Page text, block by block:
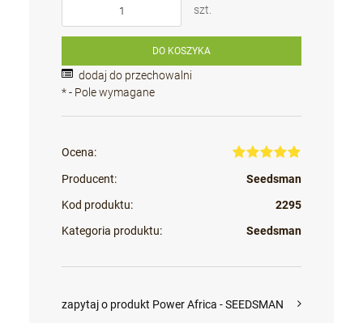
szt.
DO KOSZYKA
dodaj do przechowalni
*- Pole wymagane
Ocena:
Producent:
Seedsman
Kod produktu:
2295
Kategoria produktu:
Seedsman
zapytaj o produkt Power Africa - SEEDSMAN